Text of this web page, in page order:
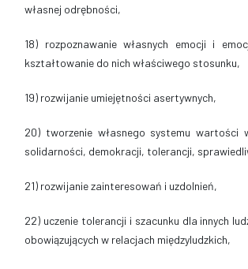
własnej odrębności,
18) rozpoznawanie własnych emocji i
kształtowanie do nich właściwego stosunku,
19) rozwijanie umiejętności asertywnych,
20) tworzenie własnego systemu wartości
solidarności, demokracji, tolerancji,
21) rozwijanie zainteresowań i uzdolnień,
22) uczenie tolerancji i szacunku dla innych
obowiązujących w relacjach międzyludzkich,